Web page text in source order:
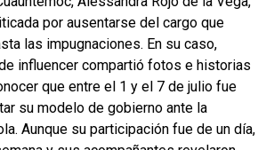
por ausentarse del cargo que
las impugnaciones. En su caso,
influencer compartió fotos e historias
que entre el 1 y el 7 de julio fue
su modelo de gobierno ante la
Aunque su participación fue de un día,